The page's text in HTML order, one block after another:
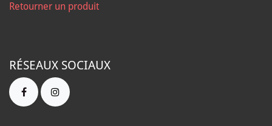
Retourner un produit
RÉSEAUX SOCIAUX